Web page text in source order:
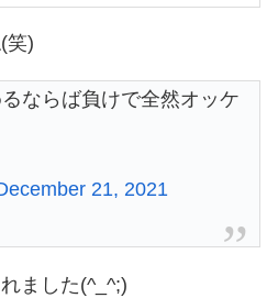
笑)
ならば負けで全然オッケ
21, 2021
ました(^_^;)